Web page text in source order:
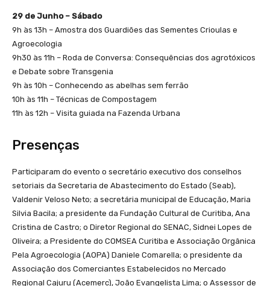
29 de Junho – Sábado
9h às 13h – Amostra dos Guardiões das Sementes Crioulas e
Agroecologia
9h30 às 11h – Roda de Conversa: Consequências dos agrotóxicos
e Debate sobre Transgenia
9h às 10h – Conhecendo as abelhas sem ferrão
10h às 11h – Técnicas de Compostagem
11h às 12h – Visita guiada na Fazenda Urbana
Presenças
Participaram do evento o secretário executivo dos conselhos
setoriais da Secretaria de Abastecimento do Estado (Seab),
Valdenir Veloso Neto; a secretária municipal de Educação, Maria
Silvia Bacila; a presidente da Fundação Cultural de Curitiba, Ana
Cristina de Castro; o Diretor Regional do SENAC, Sidnei Lopes de
Oliveira; a Presidente do COMSEA Curitiba e Associação Orgânica
Pela Agroecologia (AOPA) Daniele Comarella; o presidente da
Associação dos Comerciantes Estabelecidos no Mercado
Regional Cajuru (Acemerc), João Evangelista Lima; o Assessor de